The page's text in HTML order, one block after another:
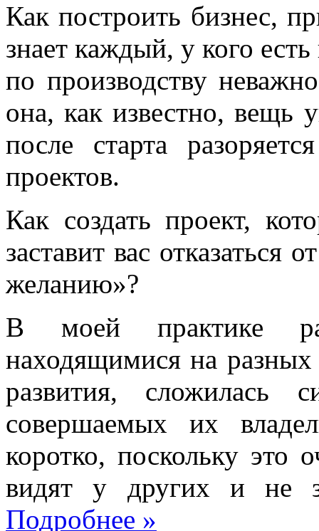
Как построить бизнес,
знает каждый, у кого
по производству
она, как известно, вещь
после старта
проектов.
Как создать проект,
заставит вас отказаться
желанию»?
В моей практике
находящимися на разных
развития, сложилась
совершаемых их
коротко, поскольку это
видят у других и не
Подробнее »